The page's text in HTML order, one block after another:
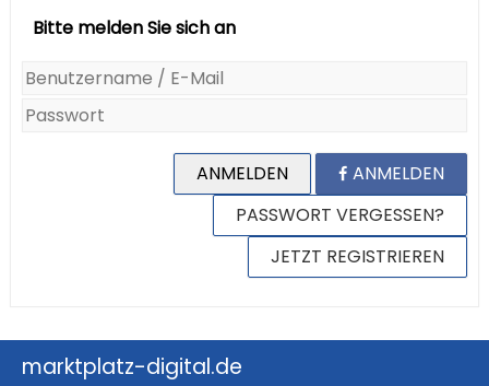
Bitte melden Sie sich an
ANMELDEN
ANMELDEN
PASSWORT VERGESSEN?
JETZT REGISTRIEREN
marktplatz-digital.de